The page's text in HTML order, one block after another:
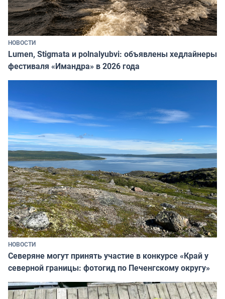
НОВОСТИ
Lumen, Stigmata и polnalyubvi: объявлены хедлайнеры
фестиваля «Имандра» в 2026 года
НОВОСТИ
Северяне могут принять участие в конкурсе «Край у
северной границы: фотогид по Печенгскому округу»